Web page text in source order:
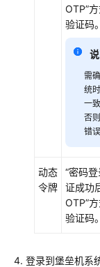
堡
垒
OTP”
验证码。
说
需
统
一
否
错误
动态
令牌
“密码登
证成功
OTP”
验证码。
登录到堡垒机系